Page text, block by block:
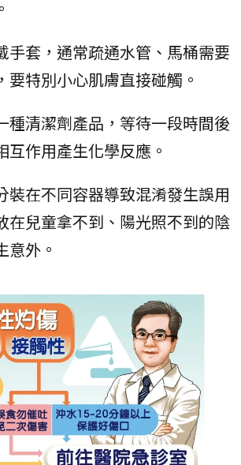
手套，通常疏通水管、馬桶需要
要特別小心肌膚直接碰觸。
種清潔劑產品，等待一段時間後
互作用產生化學反應。
裝在不同容器導致混淆發生誤用
在兒童拿不到、陽光照不到的陰
意外。